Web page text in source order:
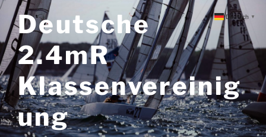
Zum
Inhalt
springenDeutsche
2.4mR
Klassenvereinig
ung
Deutsch ▼